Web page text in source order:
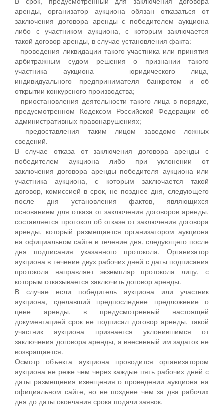
аренды, организатор аукциона обязан отказаться от
заключения договора аренды с победителем аукциона
либо с участником аукциона, с которым заключается
такой договор аренды, в случае установления факта:
- проведения ликвидации такого участника или принятия
арбитражным судом решения о признании такого
участника аукциона – юридического лица,
индивидуального предпринимателя банкротом и об
открытии конкурсного производства;
- приостановления деятельности такого лица в порядке,
предусмотренном Кодексом Российской Федерации об
административных правонарушениях;
- предоставления таким лицом заведомо ложных
сведений.
В случае отказа от заключения договора аренды с
победителем аукциона либо при уклонении от
заключения договора аренды победителя аукциона или
участника аукциона, с которым заключается такой
договор, комиссией в срок, не позднее дня, следующего
после дня установления фактов, являющихся
основанием для отказа от заключения договоров аренды,
составляется протокол об отказе от заключения договора
аренды, который размещается организатором аукциона
на официальном сайте в течение дня, следующего после
дня подписания указанного протокола. Организатор
аукциона в течение двух рабочих дней с даты подписания
протокола направляет экземпляр протокола лицу, с
которым отказывается заключить договор аренды.
В случае если победитель аукциона или участник
аукциона, сделавший предпоследнее предложение о
цене аренды, в предусмотренный настоящей
документацией срок не подписал договор аренды, такой
участник аукциона признается уклонившимся от
заключения договора аренды, а внесенный им задаток не
возвращается.
Осмотр объекта аукциона проводится организатором
аукциона не реже чем через каждые пять рабочих дней с
даты размещения извещения о проведении аукциона на
официальном сайте, но не позднее чем за два рабочих
дня до даты окончания срока подачи заявок.